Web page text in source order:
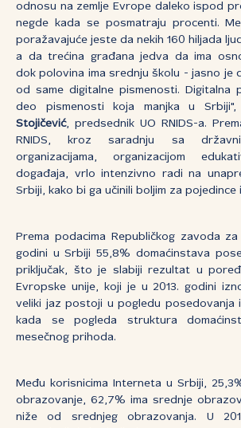
odnosu na zemlje Evrope daleko ispod
negde kada se posmatraju procenti.
poražavajuće jeste da nekih 160 hiljada
a da trećina građana jedva da ima
dok polovina ima srednju školu - jasno je
od same digitalne pismenosti. Digitalna
deo pismenosti koja manjka u
Stojičević, predsednik UO RNIDS-a.
RNIDS, kroz saradnju sa
organizacijama, organizacijom
događaja, vrlo intenzivno radi na
Srbiji, kako bi ga učinili boljim za pojedince
Prema podacima Republičkog zavoda
godini u Srbiji 55,8% domaćinstava
priključak, što je slabiji rezultat u
Evropske unije, koji je u 2013. godini
veliki jaz postoji u pogledu posedovanja
kada se pogleda struktura
mesečnog prihoda.
Među korisnicima Interneta u Srbiji,
obrazovanje, 62,7% ima srednje
niže od srednjeg obrazovanja. U